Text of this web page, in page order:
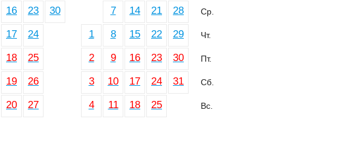
16 23 30
17 24
18 25
19 26
20 27
7 14 21 28 Ср.
1 8 15 22 29 Чт.
2 9 16 23 30 Пт.
3 10 17 24 31 Сб.
4 11 18 25
Вс.